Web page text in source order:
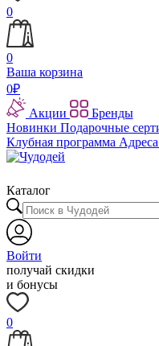
0
0
Ваша корзина
0₽
Акции
Бренды
Новинки Подарочные
Клубная программа
Каталог
Войти
получай скидки
и бонусы
0